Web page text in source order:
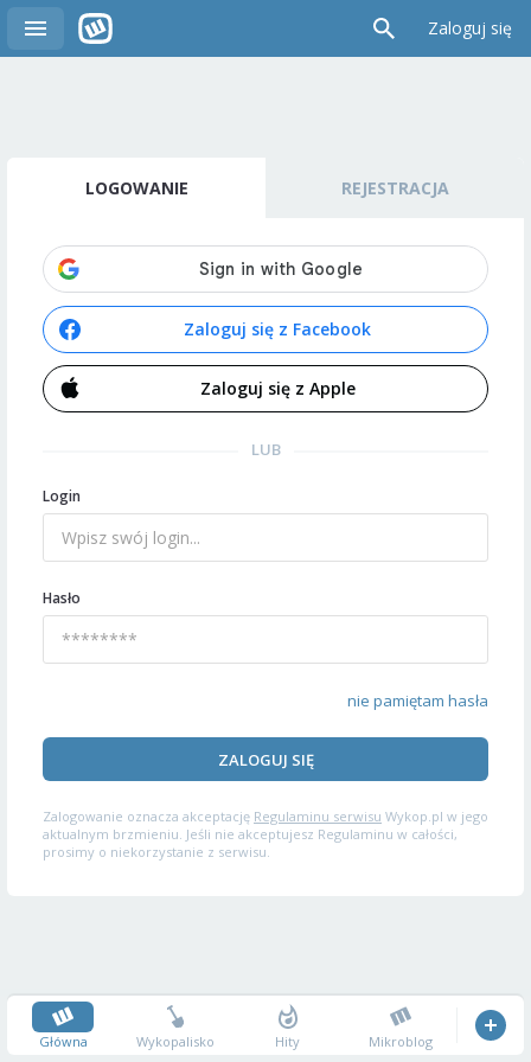
Zaloguj się
LOGOWANIE REJESTRACJA
Zaloguj się z Facebook
Zaloguj się z Apple
LUB
Login
Hasło
nie pamiętam hasła
ZALOGUJ SIĘ
Zalogowanie oznacza akceptację Regulaminu serwisu Wykop.pl w jego
aktualnym brzmieniu. Jeśli nie akceptujesz Regulaminu w całości,
prosimy o niekorzystanie z serwisu.
Główna Wykopalisko Hity Mikroblog